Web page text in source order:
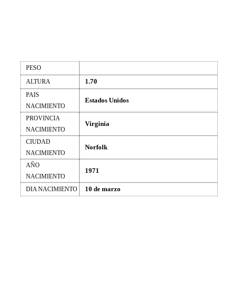
PESO
ALTURA
1.70
PAIS
NACIMIENTO
Estados Unidos
PROVINCIA
NACIMIENTO
Virginia
CIUDAD
NACIMIENTO
Norfolk
AÑO
NACIMIENTO
1971
DIA NACIMIENTO 10 de marzo